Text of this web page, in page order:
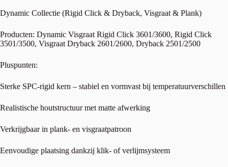
Dynamic Collectie (Rigid Click & Dryback, Visgraat & Plank)
Producten: Dynamic Visgraat Rigid Click 3601/3600, Rigid Click
3501/3500, Visgraat Dryback 2601/2600, Dryback 2501/2500
Pluspunten:
Sterke SPC-rigid kern – stabiel en vormvast bij temperatuurverschillen
Realistische houtstructuur met matte afwerking
Verkrijgbaar in plank- en visgraatpatroon
Eenvoudige plaatsing dankzij klik- of verlijmsysteem